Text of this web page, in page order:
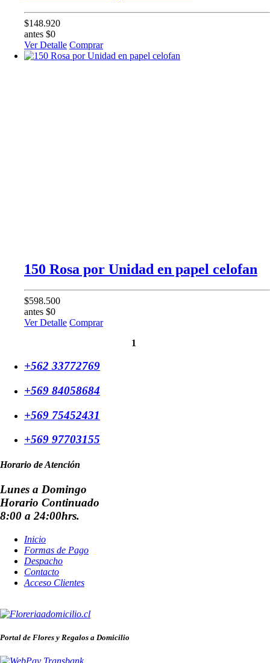
$148.920
antes $0
Ver Detalle Comprar
150 Rosa por Unidad en papel celofan
$598.500
antes $0
Ver Detalle Comprar
1
+562 33772769
+569 84058684
+569 75452431
+569 97703155
Horario de Atención
Lunes a Domingo
Horario Continuado
8:00 a 24:00hrs.
Inicio
Formas de Pago
Despacho
Contacto
Acceso Clientes
Portal de Flores y Regalos a Domicilio